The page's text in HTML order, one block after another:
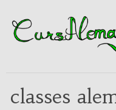
classes